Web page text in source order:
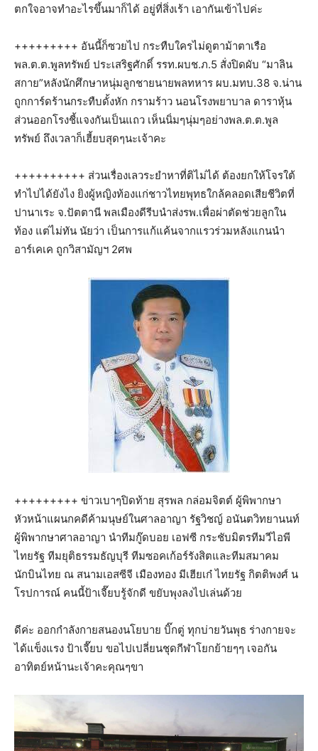
ตกใจอาจทำอะไรขึ้นมาก็ได้ อยู่ที่สิ่งเร้า เอากันเข้าไปค่ะ
+++++++++ อันนี้ก็ซวยไป กระทืบใครไม่ดูตาม้าตาเรือ
พล.ต.ต.พูลทรัพย์ ประเสริฐศักดิ์ รรท.ผบช.ภ.5 สั่งปิดผับ “มาลิน
สกาย”หลังนักศึกษาหนุ่มลูกชายนายพลทหาร ผบ.มทบ.38 จ.น่าน
ถูกการ์ดร้านกระทืบดั้งหัก กรามร้าว นอนโรงพยาบาล ดาราหุ้น
ส่วนออกโรงชี้แจงกันเป็นแถว เห็นนิ่มๆนุ่มๆอย่างพล.ต.ต.พูล
ทรัพย์ ถึงเวลาก็เฮี้ยบสุดๆนะเจ้าคะ
++++++++++ ส่วนเรื่องเลวระยำหาที่ติไม่ได้ ต้องยกให้โจรใต้
ทำไปได้ยังไง ยิงผู้หญิงท้องแก่ชาวไทยพุทธใกล้คลอดเสียชีวิตที่
ปานาเระ จ.ปัตตานี พลเมืองดีรีบนำส่งรพ.เพื่อผ่าตัดช่วยลูกใน
ท้อง แต่ไม่ทัน นัยว่า เป็นการแก้แค้นจากแรวร่วมหลังแกนนำ
อาร์เคเค ถูกวิสามัญฯ 2ศพ
+++++++++ ข่าวเบาๆปิดท้าย สุรพล กล่อมจิตต์ ผู้พิพากษา
หัวหน้าแผนกคดีค้ามนุษย์ในศาลอาญา รัฐวิชญ์ อนันตวิทยานนท์
ผู้พิพากษาศาลอาญา นำทีมกู๊ดบอย เอฟซี กระชับมิตรทีมวีไอพี
ไทยรัฐ ทีมยุติธรรมธัญบุรี ทีมซอคเก้อร์รังสิตและทีมสมาคม
นักบินไทย ณ สนามเอสซีจี เมืองทอง มีเฮียเก๋ ไทยรัฐ กิตติพงศ์ น
โรปการณ์ คนนี้ป้าเจี๊ยบรู้จักดี ขยับพุงลงไปเล่นด้วย
ดีค่ะ ออกกำลังกายสนองนโยบาย บิ๊กตู่ ทุกบ่ายวันพุธ ร่างกายจะ
ได้แข็งแรง ป้าเจี๊ยบ ขอไปเปลี่ยนชุดกีฬาโยกย้ายๆๆ เจอกัน
อาทิตย์หน้านะเจ้าคะคุณๆขา